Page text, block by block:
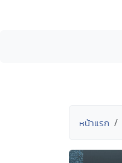
หน้าแรก